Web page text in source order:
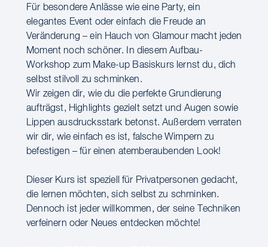
Für besondere Anlässe wie eine Party, ein
elegantes Event oder einfach die Freude an
Veränderung – ein Hauch von Glamour macht jeden
Moment noch schöner. In diesem Aufbau-
Workshop zum Make-up Basiskurs lernst du, dich
selbst stilvoll zu schminken.
Wir zeigen dir, wie du die perfekte Grundierung
aufträgst, Highlights gezielt setzt und Augen sowie
Lippen ausdrucksstark betonst. Außerdem verraten
wir dir, wie einfach es ist, falsche Wimpern zu
befestigen – für einen atemberaubenden Look!
Dieser Kurs ist speziell für Privatpersonen gedacht,
die lernen möchten, sich selbst zu schminken.
Dennoch ist jeder willkommen, der seine Techniken
verfeinern oder Neues entdecken möchte!